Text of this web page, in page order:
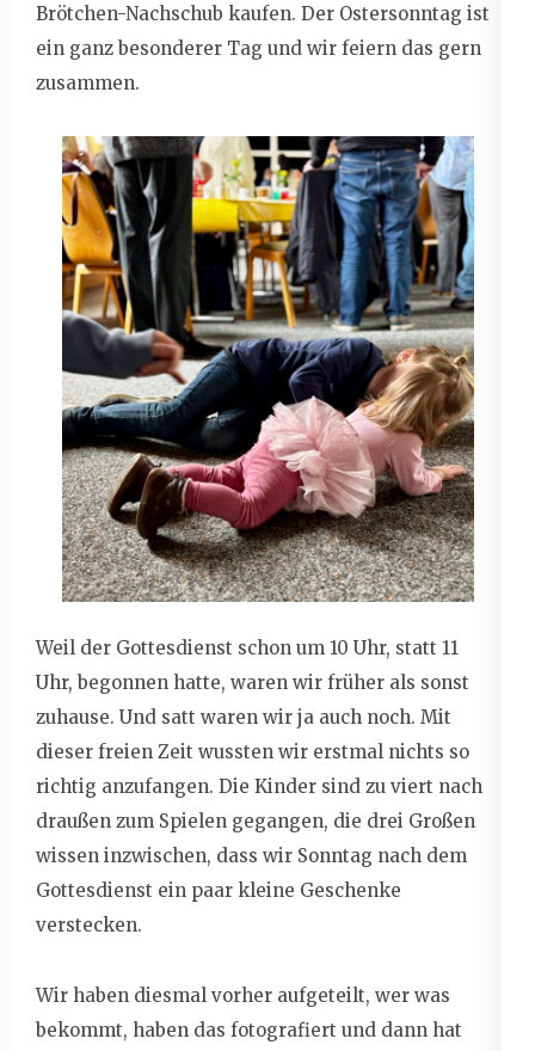
Brötchen-Nachschub kaufen. Der Ostersonntag ist
ein ganz besonderer Tag und wir feiern das gern
zusammen.
Weil der Gottesdienst schon um 10 Uhr, statt 11
Uhr, begonnen hatte, waren wir früher als sonst
zuhause. Und satt waren wir ja auch noch. Mit
dieser freien Zeit wussten wir erstmal nichts so
richtig anzufangen. Die Kinder sind zu viert nach
draußen zum Spielen gegangen, die drei Großen
wissen inzwischen, dass wir Sonntag nach dem
Gottesdienst ein paar kleine Geschenke
verstecken.
Wir haben diesmal vorher aufgeteilt, wer was
bekommt, haben das fotografiert und dann hat